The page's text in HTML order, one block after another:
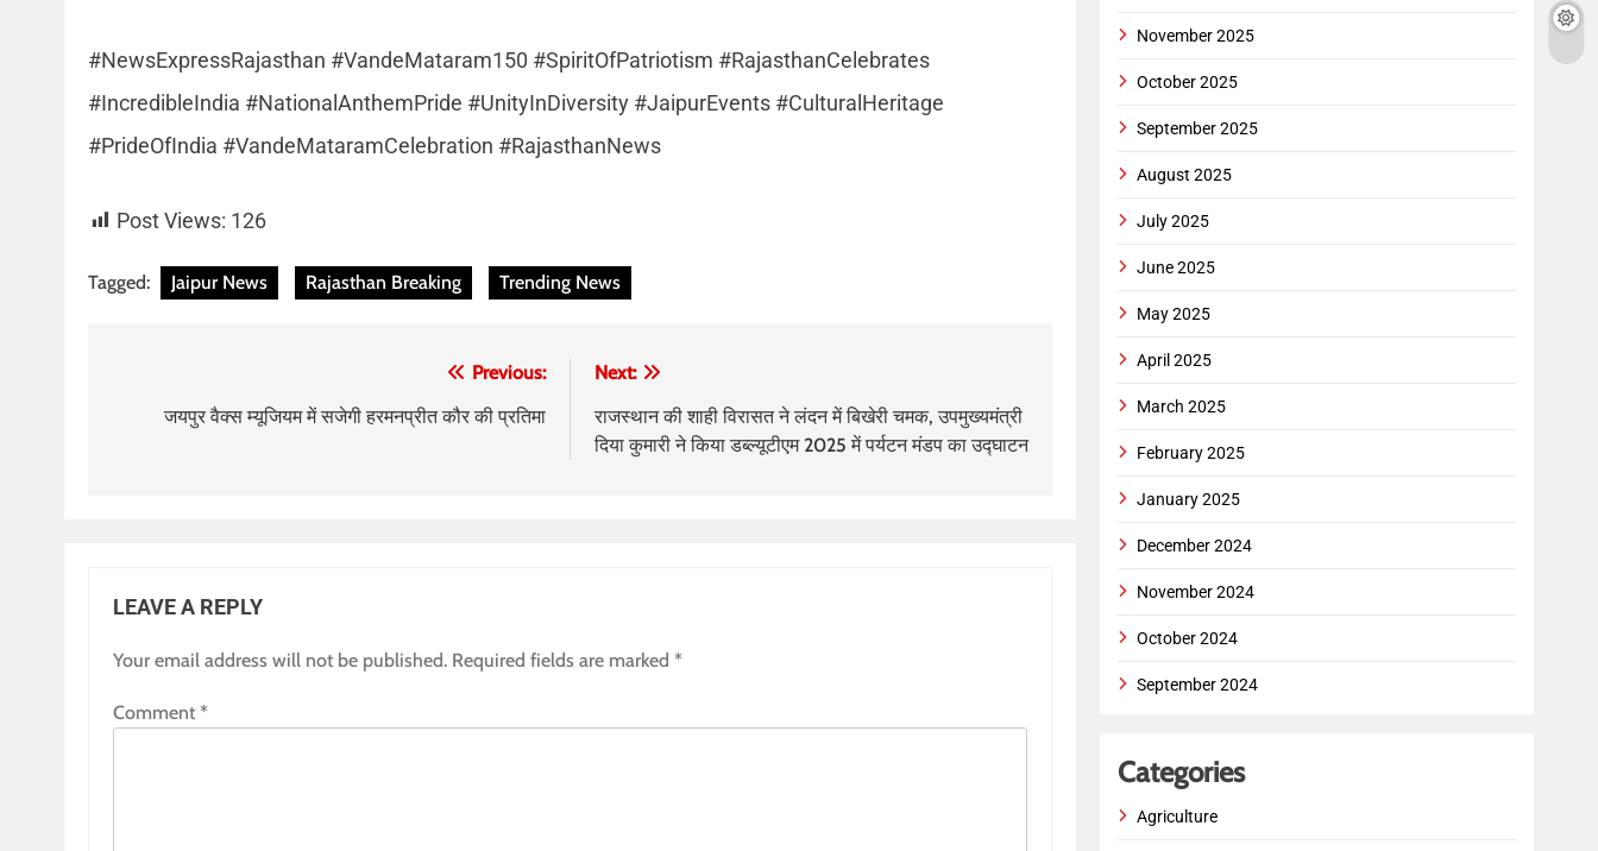
#NewsExpressRajasthan #VandeMataram150 #SpiritOfPatriotism #RajasthanCelebrates
#IncredibleIndia #NationalAnthemPride #UnityInDiversity #JaipurEvents #CulturalHeritage
#PrideOfIndia #VandeMataramCelebration #RajasthanNews
Post Views: 126
Tagged: Jaipur News Rajasthan Breaking Trending News
navigation
Previous:
जयपुर वैक्स म्यूजियम में सजेगी हरमनप्रीत कौर की प्रतिमा
Next:
राजस्थान की शाही विरासत ने लंदन में बिखेरी चमक, उपमुख्यमंत्री
दिया कुमारी ने किया डब्ल्यूटीएम 2025 में पर्यटन मंडप का उद्घाटन
LEAVE A REPLY
Your email address will not be published. Required fields are marked *
Comment *
November 2025
October 2025
September 2025
August 2025
July 2025
June 2025
May 2025
April 2025
March 2025
February 2025
January 2025
December 2024
November 2024
October 2024
September 2024
Categories
Agriculture